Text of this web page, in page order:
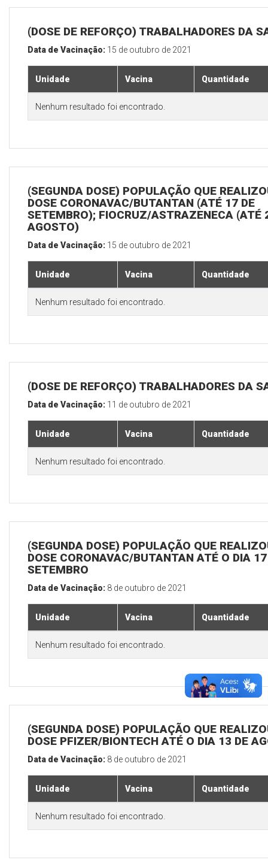
(DOSE DE REFORÇO) TRABALHADORES DA
Data de Vacinação: 15 de outubro de 2021
Unidade Vacina Quantidade
Nenhum resultado foi encontrado.
(SEGUNDA DOSE) POPULAÇÃO QUE
DOSE CORONAVAC/BUTANTAN (ATÉ 17 DE
SETEMBRO); FIOCRUZ/ASTRAZENECA (ATÉ
AGOSTO)
Data de Vacinação: 15 de outubro de 2021
Unidade Vacina Quantidade
Nenhum resultado foi encontrado.
(DOSE DE REFORÇO) TRABALHADORES DA
Data de Vacinação: 11 de outubro de 2021
Unidade Vacina Quantidade
Nenhum resultado foi encontrado.
(SEGUNDA DOSE) POPULAÇÃO QUE
DOSE CORONAVAC/BUTANTAN ATÉ O DIA
SETEMBRO
Data de Vacinação: 8 de outubro de 2021
Unidade Vacina Quantidade
Nenhum resultado foi encontrado.
(SEGUNDA DOSE) POPULAÇÃO QUE
DOSE PFIZER/BIONTECH ATÉ O DIA 13 DE
Data de Vacinação: 8 de outubro de 2021
Unidade Vacina Quantidade
Nenhum resultado foi encontrado.